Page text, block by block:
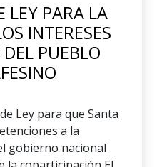
LEY PARA LA
INTERESES
PUEBLO
Ley para que Santa
a la
gobierno nacional